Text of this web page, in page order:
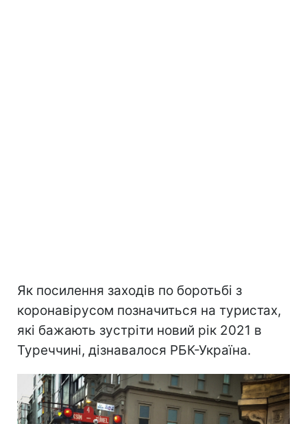
Як посилення заходів по боротьбі з
коронавірусом позначиться на туристах,
які бажають зустріти новий рік 2021 в
Туреччині, дізнавалося РБК-Україна.